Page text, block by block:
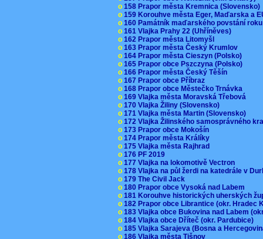
o 158 Prapor města Kremnica (Slovensko)
o 159 Korouhve města Eger, Maďarska a
o 160 Památník maďarského povstání
o 161 Vlajka Prahy 22 (Uhříněves)
o 162 Prapor města Litomyšl
o 163 Prapor města Český Krumlov
o 164 Prapor města Cieszyn (Polsko)
o 165 Prapor obce Pszczyna (Polsko)
o 166 Prapor města Český Těšín
o 167 Prapor obce Příbraz
o 168 Prapor obce Městečko Trnávka
o 169 Vlajka města Moravská Třebová
o 170 Vlajka Žiliny (Slovensko)
o 171 Vlajka města Martin (Slovensko)
o 172 Vlajka Žilinského samosprávného
o 173 Prapor obce Mokošín
o 174 Prapor města Králíky
o 175 Vlajka města Rajhrad
o 176 PF 2019
o 177 Vlajka na lokomotivě Vectron
o 178 Vlajka na půl žerdi na katedrále v
o 179 The Civil Jack
o 180 Prapor obce Vysoká nad Labem
o 181 Korouhve historických uherských
o 182 Prapor obce Librantice (okr. Hradec
o 183 Vlajka obce Bukovina nad Labem
o 184 Vlajka obce Dříteč (okr. Pardubice)
o 185 Vlajka Sarajeva (Bosna a
o 186 Vlajka města Tišnov